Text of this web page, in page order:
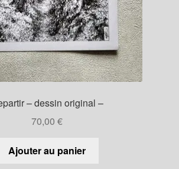
– dessin original –
70,00 €
Ajouter au panier